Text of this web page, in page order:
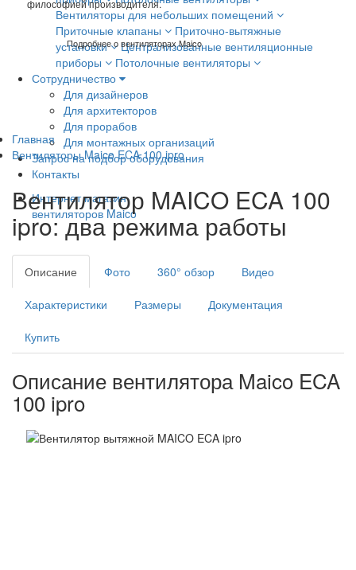
Вентиляторы для небольших помещений
Приточные клапаны
Приточно-вытяжные
установки
Централизованные вентиляционные
приборы
Потолочные вентиляторы
Сотрудничество
Для дизайнеров
Для архитекторов
Для прорабов
Для монтажных организаций
Запрос на подбор оборудования
Контакты
Интернет магазин
вентиляторов Maico
философиейпроизводителя.
Подробнее о вентиляторах Maico
Главная
Вентиляторы Maico ECA 100 ipro
Вентилятор MAICO ECA 100
ipro: два режима работы
Описание Фото 360° обзор Видео
Характеристики Размеры Документация
Купить
Описание вентилятора Maico ECA
100 ipro